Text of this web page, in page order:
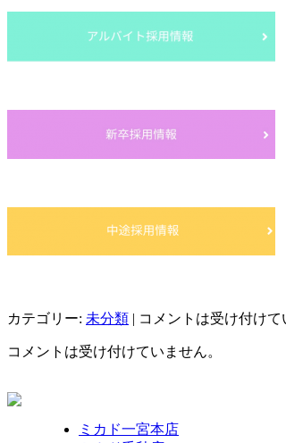
カテゴリー: 未分類 | コメントは受け付けて
コメントは受け付けていません。
ミカド一宮本店